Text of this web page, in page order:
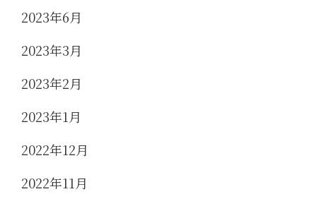
2023年6月
2023年3月
2023年2月
2023年1月
2022年12月
2022年11月